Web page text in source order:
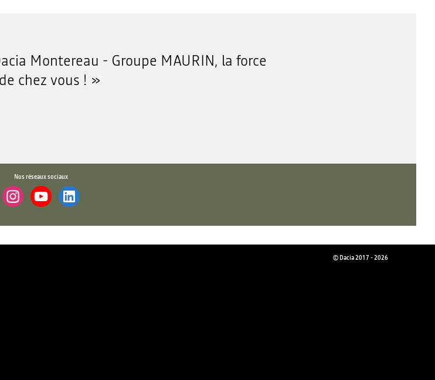
Montereau - Groupe MAURIN, la force
chez vous !
Nos réseaux sociaux
© Dacia 2017 - 2026